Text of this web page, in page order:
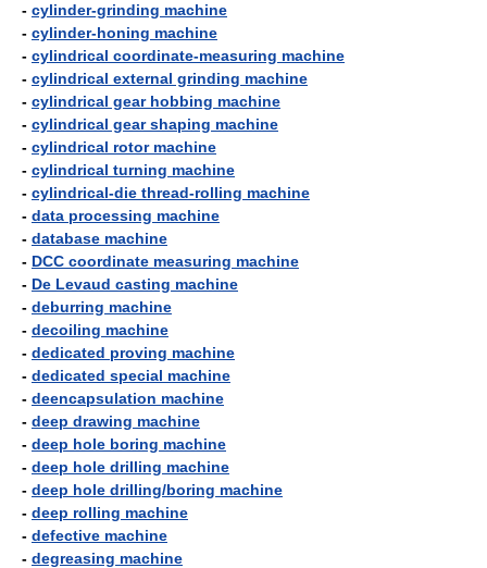
- cylinder-grinding machine
- cylinder-honing machine
- cylindrical coordinate-measuring machine
- cylindrical external grinding machine
- cylindrical gear hobbing machine
- cylindrical gear shaping machine
- cylindrical rotor machine
- cylindrical turning machine
- cylindrical-die thread-rolling machine
- data processing machine
- database machine
- DCC coordinate measuring machine
- De Levaud casting machine
- deburring machine
- decoiling machine
- dedicated proving machine
- dedicated special machine
- deencapsulation machine
- deep drawing machine
- deep hole boring machine
- deep hole drilling machine
- deep hole drilling/boring machine
- deep rolling machine
- defective machine
- degreasing machine